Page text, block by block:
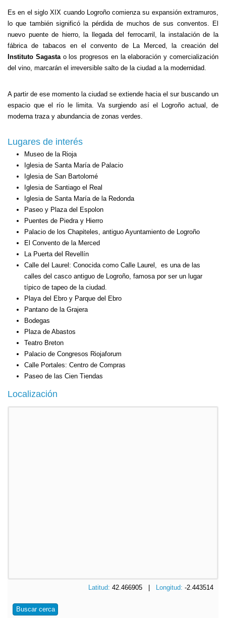
Es en el siglo XIX cuando Logroño comienza su expansión extramuros,
lo que también significó la pérdida de muchos de sus conventos. El
nuevo puente de hierro, la llegada del ferrocarril, la instalación de la
fábrica de tabacos en el convento de
La Merced, la creación del
Instituto Sagastao los progresos en la elaboración y comercialización
del vino, marcarán el irreversible salto de la ciudad a la modernidad.
A partir de ese momento la ciudad se extiende hacia el sur buscando un
espacio que el río le limita. Va surgiendo así el Logroño actual, de
moderna traza y abundancia de zonas verdes.
Lugares de interés
Museo de la Rioja
Iglesia de Santa María de Palacio
Iglesia de San Bartolomé
Iglesia de Santiago el Real
Iglesia de Santa María de la Redonda
Paseo y Plaza del Espolon
Puentes de Piedra y Hierro
Palacio de los Chapiteles, antiguo Ayuntamiento de Logroño
El Convento de la Merced
La Puertadel Revellín
Calle del Laurel: Conocida como Calle Laurel, es una de las
calles del casco antiguo de Logroño, famosa por ser un lugar
típico de tapeo de la ciudad.
Playa del Ebro y Parque del Ebro
Pantano de la Grajera
Bodegas
Plaza de Abastos
Teatro Breton
Palacio de Congresos Riojaforum
Calle Portales: Centro de Compras
Paseo de las Cien Tiendas
Localización
Latitud: 42.466905 | Longitud: -2.443514
Buscar cerca